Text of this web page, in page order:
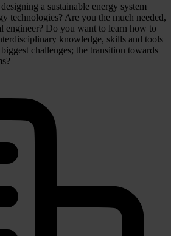
a sustainable energy system
technologies? Are you the much needed,
engineer? Do you want to learn how to
knowledge, skills and tools
challenges; the transition towards